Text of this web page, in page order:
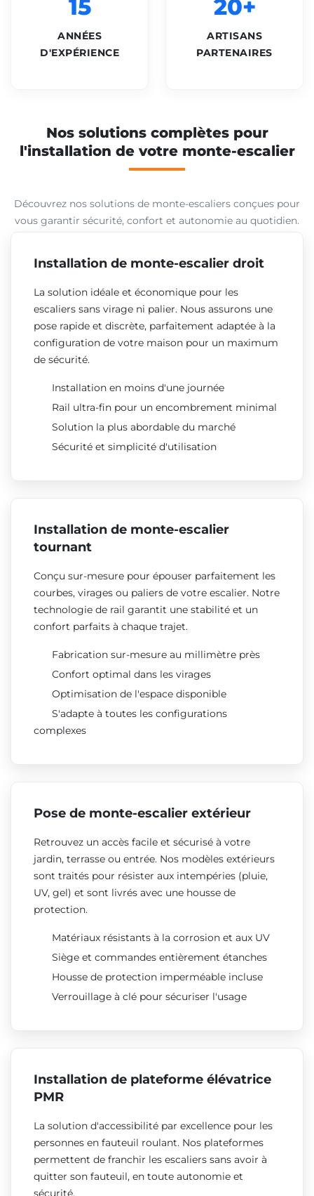
15
ANNÉES
D'EXPÉRIENCE
20+
ARTISANS
PARTENAIRES
Nos solutions complètes pour
l'installation de votre monte-escalier
Découvrez nos solutions de monte-escaliers conçues pour
vous garantir sécurité, confort et autonomie au quotidien.
Installation de monte-escalier droit
La solution idéale et économique pour les
escaliers sans virage ni palier. Nous assurons une
pose rapide et discrète, parfaitement adaptée à la
configuration de votre maison pour un maximum
de sécurité.
Installation en moins d'une journée
Rail ultra-fin pour un encombrement minimal
Solution la plus abordable du marché
Sécurité et simplicité d'utilisation
Installation de monte-escalier
tournant
Conçu sur-mesure pour épouser parfaitement les
courbes, virages ou paliers de votre escalier. Notre
technologie de rail garantit une stabilité et un
confort parfaits à chaque trajet.
Fabrication sur-mesure au millimètre près
Confort optimal dans les virages
Optimisation de l'espace disponible
S'adapte à toutes les configurations
complexes
Pose de monte-escalier extérieur
Retrouvez un accès facile et sécurisé à votre
jardin, terrasse ou entrée. Nos modèles extérieurs
sont traités pour résister aux intempéries (pluie,
UV, gel) et sont livrés avec une housse de
protection.
Matériaux résistants à la corrosion et aux UV
Siège et commandes entièrement étanches
Housse de protection imperméable incluse
Verrouillage à clé pour sécuriser l'usage
Installation de plateforme élévatrice
PMR
La solution d'accessibilité par excellence pour les
personnes en fauteuil roulant. Nos plateformes
permettent de franchir les escaliers sans avoir à
quitter son fauteuil, en toute autonomie et
sécurité.